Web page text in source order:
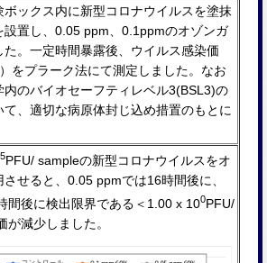
ボックス内に新型コロナウイルスを塗抹
設置し、0.05 ppm、0.1ppmのオゾンガ
た。一定時間暴露後、ウイルス感染価
をプラーク法にて測定しました。なお
内のバイオセーフティレベル3(BSL3)の
て、適切な病原体封じ込め措置のもとに
5PFU/ sampleの新型コロナウイルスをオ
せると、0.05 ppmでは16時間後に、
間後に検出限界である＜1.00 x 100PFU/
が減少しました。